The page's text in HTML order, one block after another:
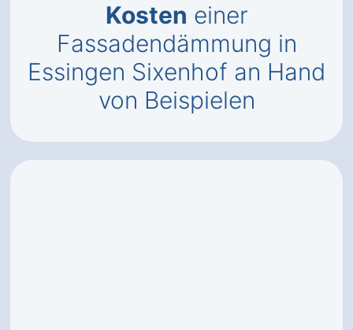
Kosten einer
Fassadendämmung in
Essingen Sixenhof an Hand
von Beispielen